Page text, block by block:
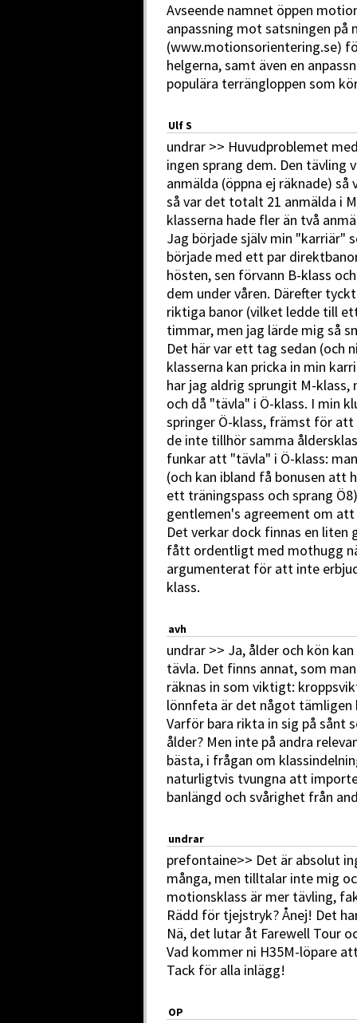
Avseende namnet öppen
anpassning mot satsningen
(www.motionsorientering.se)
helgerna, samt även en
populära terrängloppen som
Ulf S
undrar >> Huvudproblemet
ingen sprang dem. Den tävling
anmälda (öppna ej räknade)
så var det totalt 21 anmälda i
klasserna hade fler än två
Jag började själv min "karriär"
började med ett par
hösten, sen förvann B-klass
dem under våren. Därefter
riktiga banor (vilket ledde till
timmar, men jag lärde mig så
Det här var ett tag sedan (och
klasserna kan pricka in min
har jag aldrig sprungit M-
och då "tävla" i Ö-klass. I min
springer Ö-klass, främst för
de inte tillhör samma
funkar att "tävla" i Ö-klass:
(och kan ibland få bonusen att
ett träningspass och sprang
gentlemen's agreement om
Det verkar dock finnas en liten
fått ordentligt med mothugg
argumenterat för att inte
klass.
avh
undrar >> Ja, ålder och kön
tävla. Det finns annat, som
räknas in som viktigt:
lönnfeta är det något tämligen
Varför bara rikta in sig på
ålder? Men inte på andra
bästa, i frågan om
naturligtvis tvungna att
banlängd och svårighet från
undrar
prefontaine>> Det är absolut
många, men tilltalar inte mig
motionsklass är mer tävling,
Rädd för tjejstryk? Ånej! Det
Nä, det lutar åt Farewell Tour
Vad kommer ni H35M-löpare
Tack för alla inlägg!
OP